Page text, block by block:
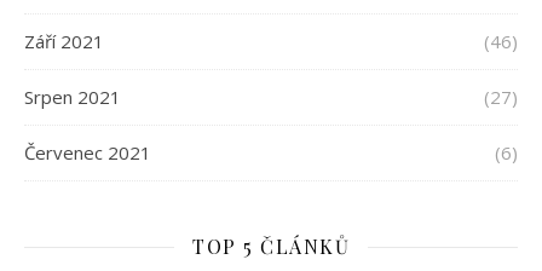
Září 2021 (46)
Srpen 2021 (27)
Červenec 2021 (6)
TOP 5 ČLÁNKŮ